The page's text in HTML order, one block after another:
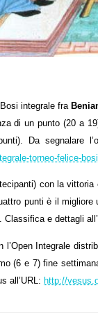
integrale fra
di un punto (20 a
Da segnalare
torneo-felice-
con la
punti è il migliore
Classifica e dettagli
l’Open Integrale
(6 e 7) fine
all’URL: http://